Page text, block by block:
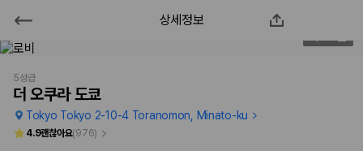
더 오쿠라 도쿄
2000만 이용고객이 선택한 제주 렌트카 가격비교 플랫폼
상세정보
5성급
더 오쿠라 도쿄
Tokyo Tokyo 2-10-4 Toranomon, Minato-ku
4.9괜찮아요(976)